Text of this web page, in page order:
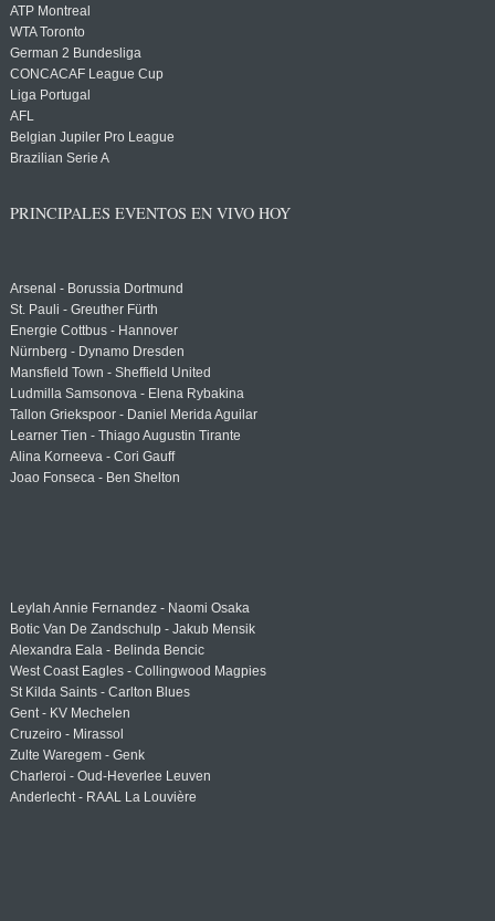
ATP Montreal
WTA Toronto
German 2 Bundesliga
CONCACAF League Cup
Liga Portugal
AFL
Belgian Jupiler Pro League
Brazilian Serie A
PRINCIPALES EVENTOS EN VIVO HOY
Arsenal - Borussia Dortmund
St. Pauli - Greuther Fürth
Energie Cottbus - Hannover
Nürnberg - Dynamo Dresden
Mansfield Town - Sheffield United
Ludmilla Samsonova - Elena Rybakina
Tallon Griekspoor - Daniel Merida Aguilar
Learner Tien - Thiago Augustin Tirante
Alina Korneeva - Cori Gauff
Joao Fonseca - Ben Shelton
Leylah Annie Fernandez - Naomi Osaka
Botic Van De Zandschulp - Jakub Mensik
Alexandra Eala - Belinda Bencic
West Coast Eagles - Collingwood Magpies
St Kilda Saints - Carlton Blues
Gent - KV Mechelen
Cruzeiro - Mirassol
Zulte Waregem - Genk
Charleroi - Oud-Heverlee Leuven
Anderlecht - RAAL La Louvière